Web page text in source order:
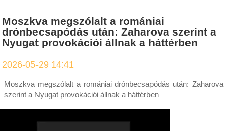
Moszkva megszólalt a romániai
drónbecsapódás után: Zaharova szerint a
Nyugat provokációi állnak a háttérben
2026-05-29 14:41
Moszkva megszólalt a romániai drónbecsapódás után: Zaharova
szerint a Nyugat provokációi állnak a háttérben